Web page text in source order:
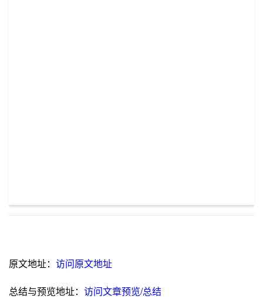
原文地址： 访问原文地址
总结与预览地址： 访问文章预览/总结